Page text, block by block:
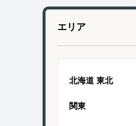
エリア
北海道 東北
関東